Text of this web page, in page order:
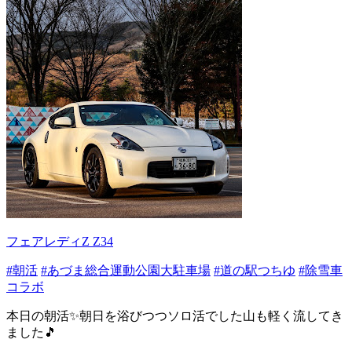
フェアレディZ Z34
#朝活 #あづま総合運動公園大駐車場 #道の駅つちゆ #除雪車
コラボ
本日の朝活✨朝日を浴びつつソロ活でした山も軽く流してき
ました🎵